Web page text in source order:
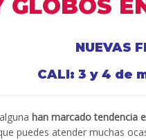
GLOBOS
NUEVAS
CALI: 3 y 4 de
han marcado tendencia
puedes atender muchas